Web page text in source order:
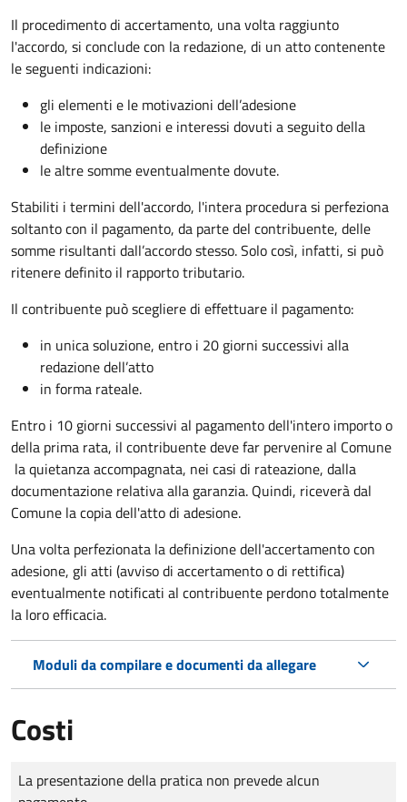
Il procedimento di accertamento, una volta raggiunto
l'accordo, si conclude con la redazione, di un atto contenente
le seguenti indicazioni:
gli elementi e le motivazioni dell’adesione
le imposte, sanzioni e interessi dovuti a seguito della
definizione
le altre somme eventualmente dovute.
Stabiliti i termini dell'accordo, l'intera procedura si perfeziona
soltanto con il pagamento, da parte del contribuente, delle
somme risultanti dall’accordo stesso. Solo così, infatti, si può
ritenere definito il rapporto tributario.
Il contribuente può scegliere di effettuare il pagamento:
in unica soluzione, entro i 20 giorni successivi alla
redazione dell’atto
in forma rateale.
Entro i 10 giorni successivi al pagamento dell'intero importo o
della prima rata, il contribuente deve far pervenire al Comune
la quietanza accompagnata, nei casi di rateazione, dalla
documentazione relativa alla garanzia. Quindi, riceverà dal
Comune la copia dell'atto di adesione.
Una volta perfezionata la definizione dell'accertamento con
adesione, gli atti (avviso di accertamento o di rettifica)
eventualmente notificati al contribuente perdono totalmente
la loro efficacia.
Moduli da compilare e documenti da allegare
Costi
Tipo di pagamento
Importo
La presentazione della pratica non prevede alcun